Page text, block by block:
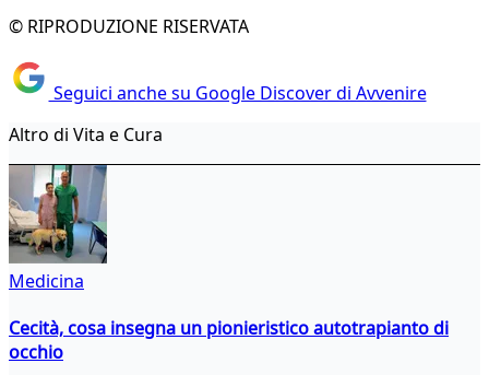
© RIPRODUZIONE RISERVATA
Seguici anche su Google Discover di Avvenire
Altro di Vita e Cura
Medicina
Cecità, cosa insegna un pionieristico autotrapianto di
occhio